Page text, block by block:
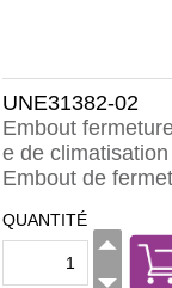
UNE31382-02
Embout
e de
Embout de
QUANTITÉ